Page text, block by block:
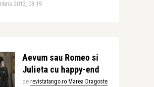
2013, 08:19
Aevum sau Romeo si
Julieta cu happy-end
de revistatango.ro Marea Dragoste